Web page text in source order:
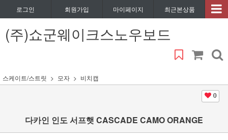
로그인 회원가입 마이페이지 최근본상품
(주)쇼군웨이크스노우보드
스케이트/스트릿 모자 비치캡
0
다카인 인도 서프햇 CASCADE CAMO ORANGE